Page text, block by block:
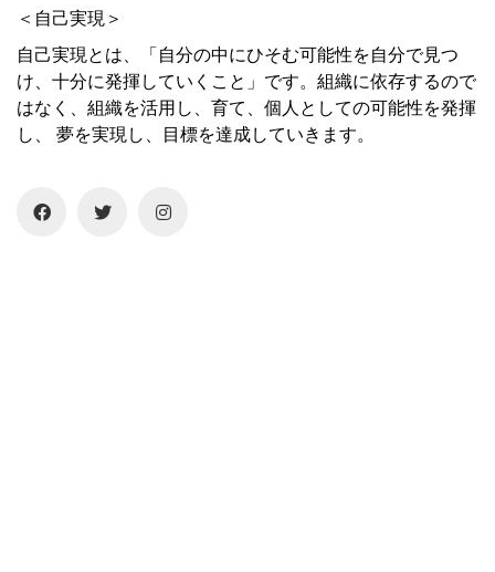
＜自己実現＞
自己実現とは、「自分の中にひそむ可能性を自分で見つ
け、十分に発揮していくこと」です。組織に依存するので
はなく、組織を活用し、育て、個人としての可能性を発揮
し、 夢を実現し、目標を達成していきます。